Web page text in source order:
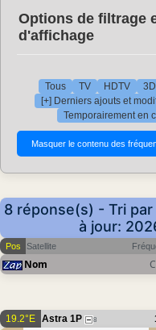
Options de filtrage
d'affichage
Tous TV HDTV
[+] Derniers ajouts et
Temporairement en
8 réponse(s) - Tri
à jour:
Pos Satellite
Nom
19.2°E Astra 1P 8